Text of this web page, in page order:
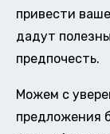
привести
дадут
предпочесть.
Можем с
предложения